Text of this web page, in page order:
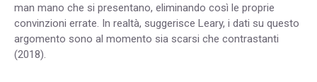
man mano che si presentano, eliminando così le proprie
convinzioni errate. In realtà, suggerisce Leary, i dati su questo
argomento sono al momento sia scarsi che contrastanti
(2018).